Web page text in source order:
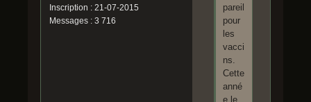
Inscription : 21-07-2015
Messages : 3 716
pareil
pour
les
vacci
ns.
Cette
anné
e le